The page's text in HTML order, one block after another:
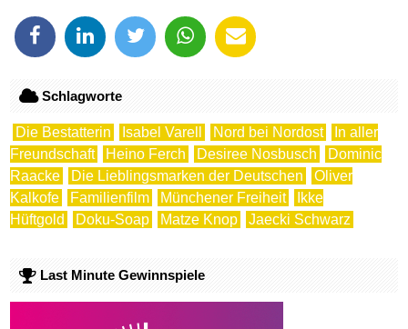
Schlagworte
Die Bestatterin Isabel Varell Nord bei Nordost
In aller
Freundschaft
Heino Ferch Desiree Nosbusch
Dominic
Raacke
Die Lieblingsmarken der Deutschen
Oliver
Kalkofe
Familienfilm Münchener Freiheit
Ikke
Hüftgold
Doku-Soap Matze Knop Jaecki Schwarz
Last Minute Gewinnspiele